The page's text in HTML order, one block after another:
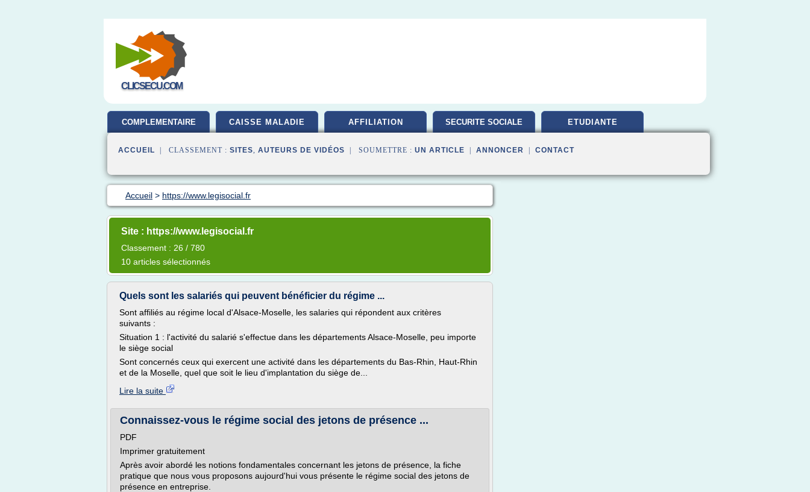
CLICSECU.COM
COMPLEMENTAIRE CAISSE MALADIE AFFILIATION SECURITE SOCIALE ETUDIANTE
ACCUEIL | CLASSEMENT : SITES, AUTEURS DE VIDÉOS | SOUMETTRE : UN ARTICLE ANNONCER CONTACT
Accueil > https://www.legisocial.fr
Site : https://www.legisocial.fr
Classement : 26 / 780
10 articles sélectionnés
Quels sont les salariés qui peuvent bénéficier du régime ...
Sont affiliés au régime local d'Alsace-Moselle, les salaries qui répondent aux critères
suivants :
Situation 1 : l'activité du salarié s'effectue dans les départements Alsace-Moselle, peu importe
le siège social
Sont concernés ceux qui exercent une activité dans les départements du Bas-Rhin, Haut-Rhin
et de la Moselle, quel que soit le lieu d'implantation du siège de...
Lire la suite
Connaissez-vous le régime social des jetons de présence ...
PDF
Imprimer gratuitement
Après avoir abordé les notions fondamentales concernant les jetons de présence, la fiche
pratique que nous vous proposons aujourd'hui vous présente le régime social des jetons de
présence en entreprise.